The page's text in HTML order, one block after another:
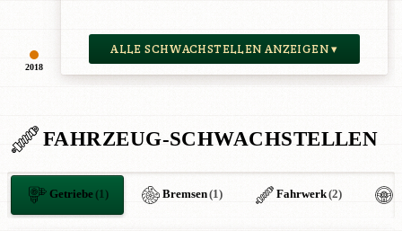
2018
ALLE SCHWACHSTELLEN ANZEIGEN ▾
FAHRZEUG-SCHWACHSTELLEN
Getriebe(1) Bremsen(1) Fahrwerk(2)